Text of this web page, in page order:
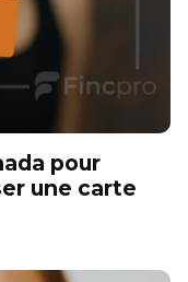
pour
une carte